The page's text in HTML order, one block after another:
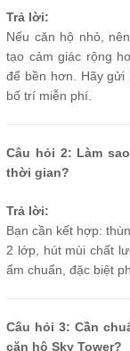
Trả lời:
Nếu căn hộ nhỏ,
tạo cảm giác rộng
để bền hơn. Hãy gửi
bố trí miễn phí.
Câu hỏi 2: Làm
thời gian?
Trả lời:
Bạn cần kết hợp:
2 lớp, hút mùi chất
ẩm chuẩn, đặc biệt
Câu hỏi 3: Cần
căn hộ Sky Tower?